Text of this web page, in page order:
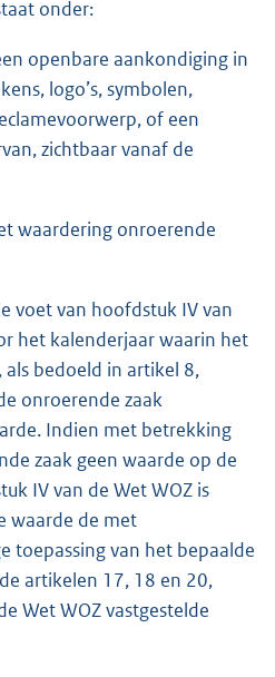
onder:
openbare aankondiging in
logo’s, symbolen,
of een
zichtbaar vanaf de
waardering onroerende
voet van hoofdstuk IV van
het kalenderjaar waarin het
bedoeld in artikel 8,
onroerende zaak
Indien met betrekking
zaak geen waarde op de
IV van de Wet WOZ is
waarde de met
toepassing van het bepaalde
artikelen 17, 18 en 20,
Wet WOZ vastgestelde